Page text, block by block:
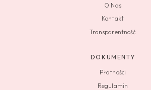
O Nas
Kontakt
Transparentność
DOKUMENTY
Płatności
Regulamin